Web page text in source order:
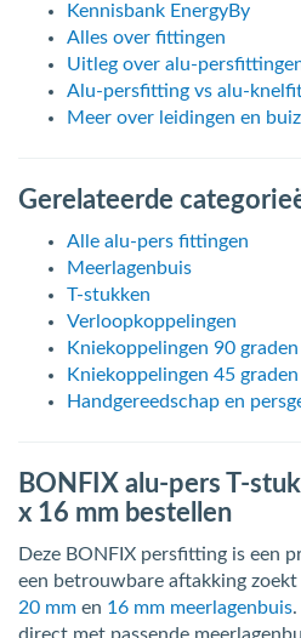
Kennisbank EnergyBy
Alles over fittingen
Uitleg over alu-
Alu-persfitting vs alu-
Meer over leidingen en
Gerelateerde
Alle alu-pers fittingen
Meerlagenbuis
T-stukken
Verloopkoppelingen
Kniekoppelingen 90 graden
Kniekoppelingen 45 graden
Handgereedschap en
BONFIX alu-pers T-
x 16 mm bestellen
Deze BONFIX persfitting is een
een betrouwbare aftakking
20 mm en 16 mm meerlagenbuis